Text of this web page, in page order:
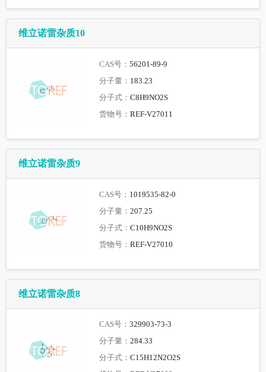
维立诺雷杂质10
CAS号：56201-89-9
分子量： 183.23
分子式：C8H9NO2S
货物号：REF-V27011
维立诺雷杂质9
CAS号： 1019535-82-0
分子量：207.25
分子式：C10H9NO2S
货物号：REF-V27010
维立诺雷杂质8
CAS号：329903-73-3
分子量：284.33
分子式：C15H12N2O2S